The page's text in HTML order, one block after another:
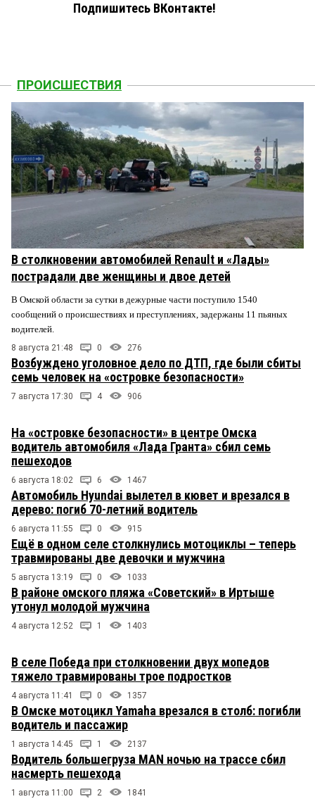
Подпишитесь ВКонтакте!
ПРОИСШЕСТВИЯ
В столкновении автомобилей Renault и «Лады»
пострадали две женщины и двое детей
В Омской области за сутки в дежурные части поступило 1540
сообщений о происшествиях и преступлениях, задержаны 11 пьяных
водителей.
8 августа 21:48 0 276
Возбуждено уголовное дело по ДТП, где были сбиты
семь человек на «островке безопасности»
7 августа 17:30 4 906
На «островке безопасности» в центре Омска
водитель автомобиля «Лада Гранта» сбил семь
пешеходов
6 августа 18:02 6 1467
Автомобиль Hyundai вылетел в кювет и врезался в
дерево: погиб 70-летний водитель
6 августа 11:55 0 915
Ещё в одном селе столкнулись мотоциклы – теперь
травмированы две девочки и мужчина
5 августа 13:19 0 1033
В районе омского пляжа «Советский» в Иртыше
утонул молодой мужчина
4 августа 12:52 1 1403
В селе Победа при столкновении двух мопедов
тяжело травмированы трое подростков
4 августа 11:41 0 1357
В Омске мотоцикл Yamaha врезался в столб: погибли
водитель и пассажир
1 августа 14:45 1 2137
Водитель большегруза MAN ночью на трассе сбил
насмерть пешехода
1 августа 11:00 2 1841